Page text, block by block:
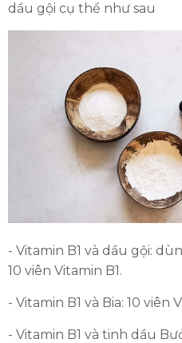
dầu gội cụ thể như sau
- Vitamin B1 và dầu gội:
10 viên Vitamin B1.
- Vitamin B1 và Bia: 10 viên
- Vitamin B1 và tinh dầu